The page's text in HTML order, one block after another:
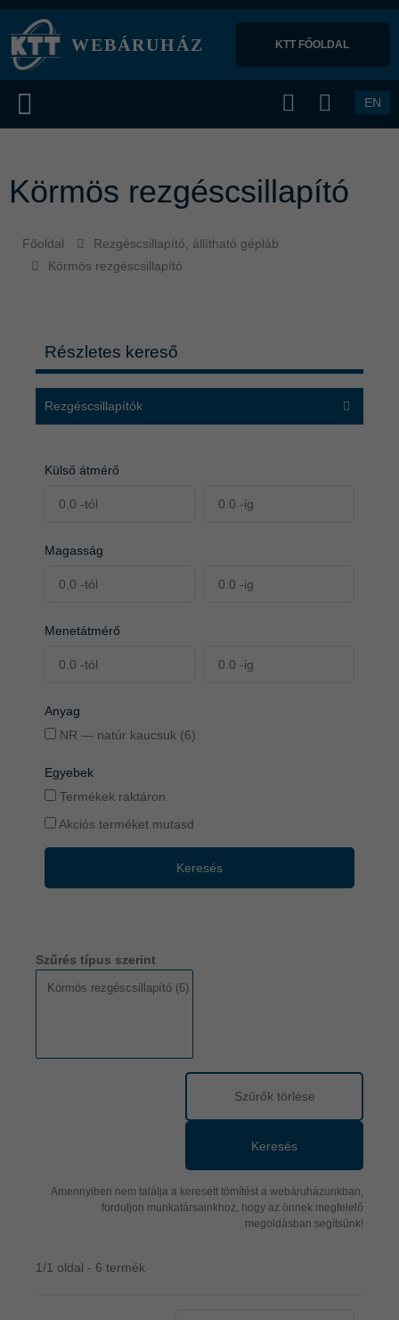
WEBÁRUHÁZ KTT FŐOLDAL
EN
Körmös rezgéscsillapító
Főoldal
Rezgéscsillapító, állítható gépláb
Körmös rezgéscsillapító
Részletes kereső
Rezgéscsillapítók
Külső átmérő
Magasság
Menetátmérő
Anyag
NR — natúr kaucsuk (6)
Egyebek
Termékek raktáron
Akciós terméket mutasd
Keresés
Szűrés típus szerint
Szűrők törlése
Keresés
Amennyiben nem találja a keresett tömítést a webáruházunkban,
forduljon munkatársainkhoz, hogy az önnek megfelelő
megoldásban segítsünk!
1/1 oldal - 6 termék